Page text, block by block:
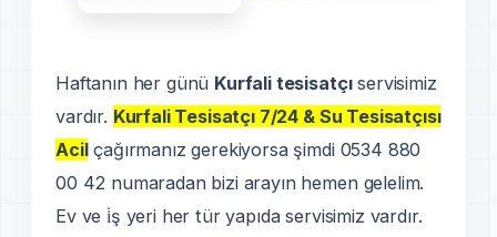
Haftanın her günü Kurfali tesisatçıservisimiz
vardır. Kurfali Tesisatçı 7/24 & Su Tesisatçısı
Acilçağırmanız gerekiyorsa şimdi 0534 880
00 42 numaradan bizi arayın hemen gelelim.
Ev ve i̇ş yeri her tür yapıda servisimiz vardır.